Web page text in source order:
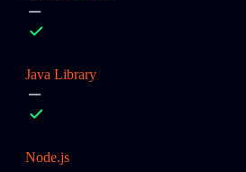
Java Library
Node.js